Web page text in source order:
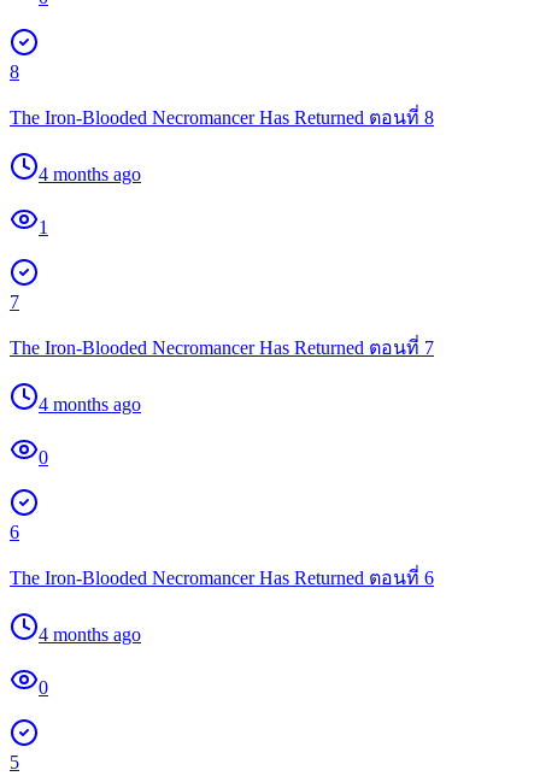
8
The Iron-Blooded Necromancer Has Returned ตอนที่ 8
4 months ago
1
7
The Iron-Blooded Necromancer Has Returned ตอนที่ 7
4 months ago
0
6
The Iron-Blooded Necromancer Has Returned ตอนที่ 6
4 months ago
0
5